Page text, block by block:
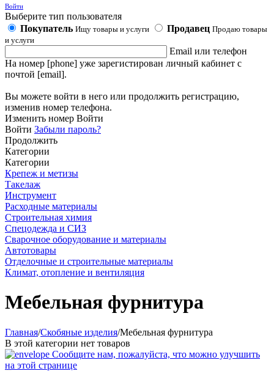
Войти
Выберите тип пользователя
Покупатель Ищу товары и услуги Продавец Продаю товары
и услуги
Email или телефон
На номер [phone] уже зарегистирован личный кабинет с
почтой [email].
Вы можете войти в него или продолжить регистрацию,
изменив номер телефона.
Изменить номер Войти
Войти Забыли пароль?
Продолжить
Категории
Категории
Крепеж и метизы
Такелаж
Инструмент
Расходные материалы
Строительная химия
Спецодежда и СИЗ
Сварочное оборудование и материалы
Автотовары
Отделочные и строительные материалы
Климат, отопление и вентиляция
Мебельная фурнитура
Главная/Скобяные изделия/Мебельная фурнитура
В этой категории нет товаров
Сообщите нам, пожалуйста, что можно улучшить
на этой странице